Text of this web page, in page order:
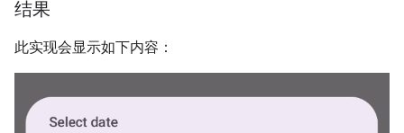
结果
此实现会显示如下内容：